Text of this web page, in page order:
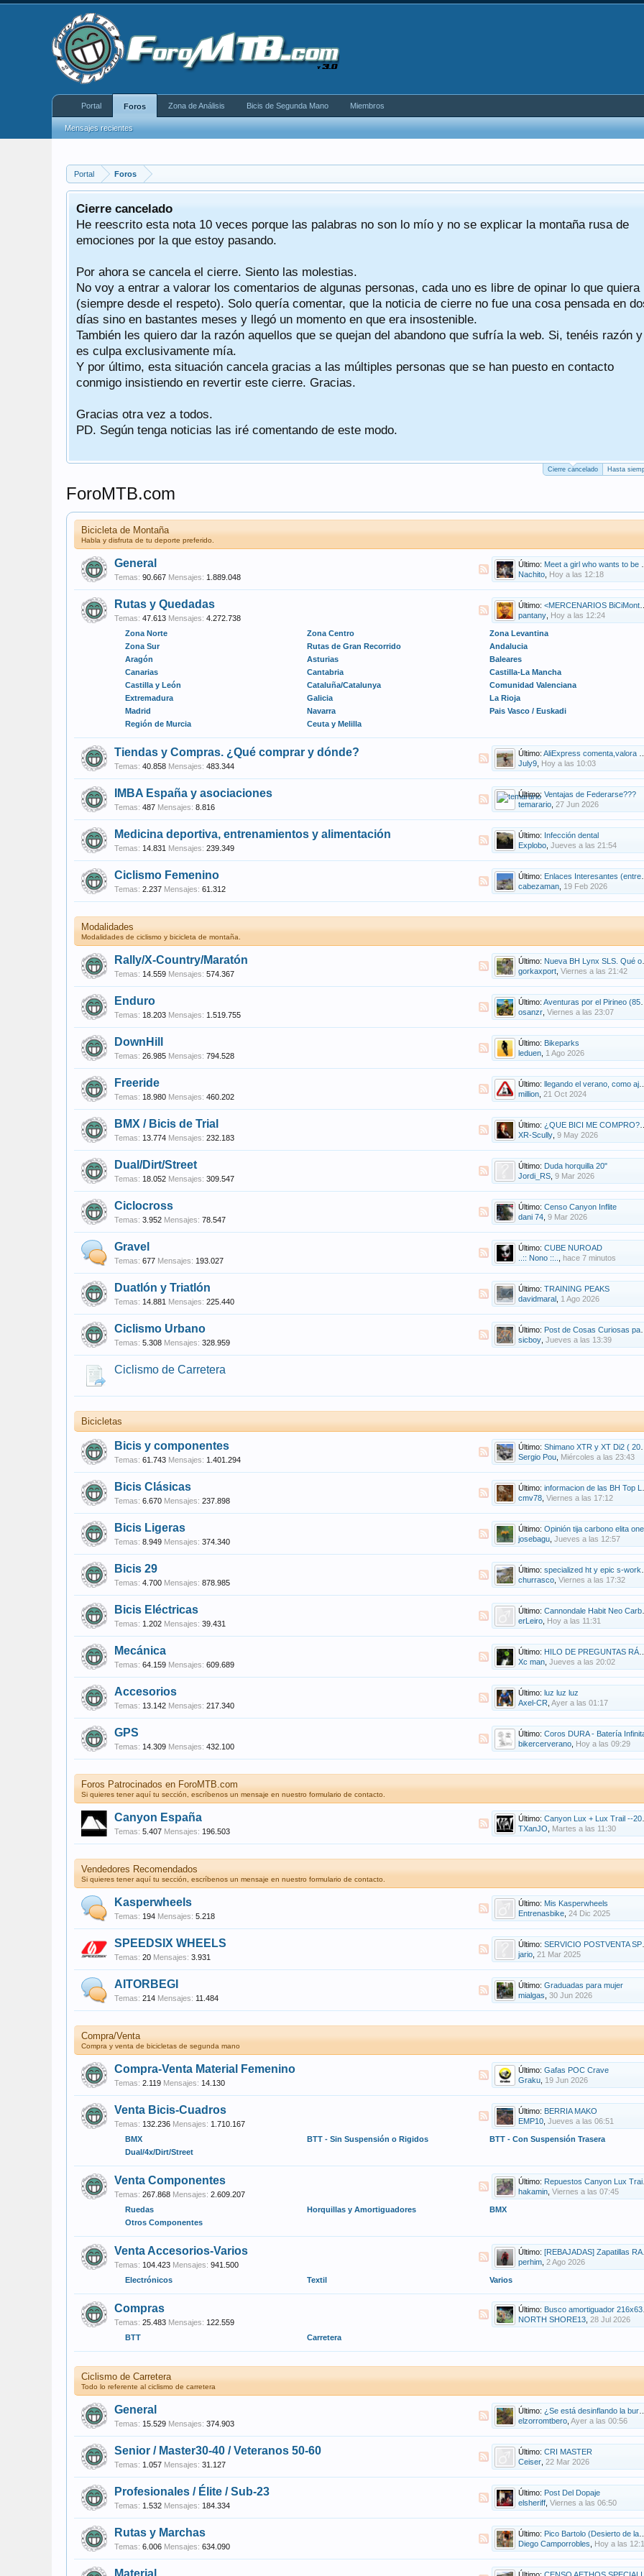
Portal Foros
Cierre cancelado
He reescrito esta nota 10 veces porque las palabras no son lo mío y no se explicar la montaña rusa de
emociones por la que estoy pasando.
Por ahora se cancela el cierre. Siento las molestias.
No voy a entrar a valorar los comentarios de algunas personas, cada uno es libre de opinar lo que quiera
(siempre desde el respeto). Solo quería comentar, que la noticia de cierre no fue una cosa pensada en
días sino en bastantes meses y llegó un momento en que era insostenible.
También les quiero dar la razón aquellos que se quejan del abandono que sufría la web. Si, tenéis razón y
es culpa exclusivamente mía.
Y por último, esta situación cancela gracias a las múltiples personas que se han puesto en contacto
conmigo insistiendo en revertir este cierre. Gracias.
Gracias otra vez a todos.
PD. Según tenga noticias las iré comentando de este modo.
Cierre cancelado Hasta
ForoMTB.com
Bicicleta de Montaña
Habla y disfruta de tu deporte preferido.
General
Temas: 90.667 Mensajes: 1.889.048
Último: Meet a girl who wants to be with you
Nachito Hoy a las 12:18
Rutas y Quedadas
Temas: 47.613 Mensajes: 4.272.738
Zona Norte
Zona Centro
Zona Levantina
Zona Sur
Rutas de Gran Recorrido
Andalucia
Aragón
Asturias
Baleares
Canarias
Cantabria
Castilla-La Mancha
Castilla y León
Cataluña/Catalunya
Comunidad Valenciana
Extremadura
Galicia
La Rioja
Madrid
Navarra
Pais Vasco / Euskadi
Región de Murcia
Ceuta y Melilla
Último: <MERCENARIOS BiCiMontaÑeros>
pantany Hoy a las 12:24
Tiendas y Compras. ¿Qué comprar y dónde?
Temas: 40.858 Mensajes: 483.344
Último: AliExpress comenta,valora y muestra tus compras
July9 Hoy a las 10:03
IMBA España y asociaciones
Temas: 487 Mensajes: 8.816
Último: Ventajas de Federarse???
temarario 27 Jun 2026
Medicina deportiva, entrenamientos y alimentación
Temas: 14.831 Mensajes: 239.349
Último: Infección dental
Explobo Jueves a las 21:54
Ciclismo Femenino
Temas: 2.237 Mensajes: 61.312
Último: Enlaces Interesantes (entrenamiento, mecánica, gps, novatos...)
cabezaman 19 Feb 2026
Modalidades
Modalidades de ciclismo y bicicleta de montaña.
Rally/X-Country/Maratón
Temas: 14.559 Mensajes: 574.367
Último: Nueva BH Lynx SLS. Qué os parece?
gorkaxport Viernes a las 21:42
Enduro
Temas: 18.203 Mensajes: 1.519.755
Último: Aventuras por el Pirineo (85% conseguido !)
osanzr Viernes a las 23:07
DownHill
Temas: 26.985 Mensajes: 794.528
Último: Bikeparks
leduen 1 Ago 2026
Freeride
Temas: 18.980 Mensajes: 460.202
Último: llegando el verano, como ajustar suspensiones para bike park
million 21 Oct 2024
BMX / Bicis de Trial
Temas: 13.774 Mensajes: 232.183
Último: ¿QUE BICI ME COMPRO?el hilo de la eterna pregunta 2012.(normas pagina 1)
XR-Scully 9 May 2026
Dual/Dirt/Street
Temas: 18.052 Mensajes: 309.547
Último: Duda horquilla 20"
Jordi_RS 9 Mar 2026
Ciclocross
Temas: 3.952 Mensajes: 78.547
Último: Censo Canyon Inflite
dani 74 9 Mar 2026
Gravel
Temas: 677 Mensajes: 193.027
Último: CUBE NUROAD
..:: Nono ::..
hace 7 minutos
Duatlón y Triatlón
Temas: 14.881 Mensajes: 225.440
Último: TRAINING PEAKS
davidmaral 1 Ago 2026
Ciclismo Urbano
Temas: 5.308 Mensajes: 328.959
Último: Post de Cosas Curiosas para Bicis&Ciclistas
sicboy Jueves a las 13:39
Ciclismo de Carretera
Bicicletas
Bicis y componentes
Temas: 61.743 Mensajes: 1.401.294
Último: Shimano XTR y XT Di2 ( 2025 )
Sergio Pou Miércoles a las 23:43
Bicis Clásicas
Temas: 6.670 Mensajes: 237.898
Último: informacion de las BH Top Line
cmv78 Viernes a las 17:12
Bicis Ligeras
Temas: 8.949 Mensajes: 374.340
Último: Opinión tija carbono elita one
josebagu Jueves a las 12:57
Bicis 29
Temas: 4.700 Mensajes: 878.985
Último: specialized ht y epic s-works 29
churrasco Viernes a las 17:32
Bicis Eléctricas
Temas: 1.202 Mensajes: 39.431
Último: Cannondale Habit Neo Carbon por 2.999 € ¿alguien más la ha comprado?
erLeiro Hoy a las 11:31
Mecánica
Temas: 64.159 Mensajes: 609.689
Último: HILO DE PREGUNTAS RÁPIDAS DE MECÁNICA
Xc man Jueves a las 20:02
Accesorios
Temas: 13.142 Mensajes: 217.340
Último: luz luz luz
Axel-CR Ayer a las 01:17
GPS
Temas: 14.309 Mensajes: 432.100
Último: Coros DURA - Batería
bikercerverano Hoy a las 09:29
Foros Patrocinados en ForoMTB.com
Si quieres tener aquí tu sección, escríbenos un mensaje en nuestro formulario de contacto.
Canyon España
Temas: 5.407 Mensajes: 196.503
Último: Canyon Lux + Lux Trail --2019-->>>
TXanJO
Martes a las 11:30
Vendedores Recomendados
Si quieres tener aquí tu sección, escríbenos un mensaje en nuestro formulario de contacto.
Kasperwheels
Temas: 194 Mensajes: 5.218
Último: Mis Kasperwheels
Entrenasbike 24 Dic 2025
SPEEDSIX WHEELS
Temas: 20 Mensajes: 3.931
Último: SERVICIO POSTVENTA SPEEDSIX
jario 21 Mar 2025
AITORBEGI
Temas: 214 Mensajes: 11.484
Último: Graduadas para mujer
mialgas 30 Jun 2026
Compra/Venta
Compra y venta de bicicletas de segunda mano
Compra-Venta Material Femenino
Temas: 2.119 Mensajes: 14.130
Último: Gafas POC Crave
Graku 19 Jun 2026
Venta Bicis-Cuadros
Temas: 132.236 Mensajes: 1.710.167
BMX
BTT - Sin Suspensión o Rigidos
BTT - Con Suspensión Trasera
Dual/4x/Dirt/Street
Último: BERRIA MAKO
EMP10 Jueves a las 06:51
Venta Componentes
Temas: 267.868 Mensajes: 2.609.207
Ruedas
Horquillas y Amortiguadores
BMX
Otros Componentes
Último: Repuestos Canyon Lux Trail 2024
hakamin Viernes a las 07:45
Venta Accesorios-Varios
Temas: 104.423 Mensajes: 941.500
Electrónicos
Textil Varios
Último: [REBAJADAS] Zapatillas RAPHA Classic Shoes , nº 43,5.... a ESTRENAR!
perhim 2 Ago 2026
Compras
Temas: 25.483 Mensajes: 122.559
BTT
Carretera
Último: Busco amortiguador 216x63 y 216x57.
NORTH SHORE13 28 Jul 2026
Ciclismo de Carretera
Todo lo referente al ciclismo de carretera
General
Temas: 15.529 Mensajes: 374.903
Último: ¿Se está desinflando la burbuja?
elzorromtbero Ayer a las 00:56
Senior / Master30-40 / Veteranos 50-60
Temas: 1.057 Mensajes: 31.127
Último: CRI MASTER
Ceiser 22 Mar 2026
Profesionales / Élite / Sub-23
Temas: 1.532 Mensajes: 184.334
Último: Post Del Dopaje
elsheriff Viernes a las 06:50
Rutas y Marchas
Temas: 6.006 Mensajes: 634.090
Último: Pico Bartolo (Desierto de las Palmas - Benicasim)
Diego Camporrobles
Hoy a las
Material
Portal Foros
Mensajes recientes
Zona de Análisis Bicis de Segunda Mano Miembros